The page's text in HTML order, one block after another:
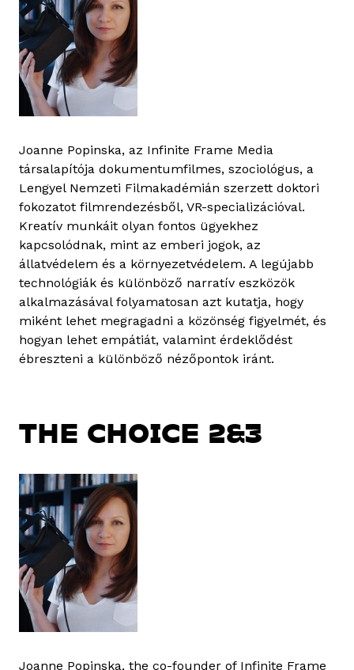
Joanne Popinska, az Infinite Frame Media
társalapítója dokumentumfilmes, szociológus, a
Lengyel Nemzeti Filmakadémián szerzett doktori
fokozatot filmrendezésből, VR-specializációval.
Kreatív munkáit olyan fontos ügyekhez
kapcsolódnak, mint az emberi jogok, az
állatvédelem és a környezetvédelem. A legújabb
technológiák és különböző narratív eszközök
alkalmazásával folyamatosan azt kutatja, hogy
miként lehet megragadni a közönség figyelmét, és
hogyan lehet empátiát, valamint érdeklődést
ébreszteni a különböző nézőpontok iránt.
THE CHOICE 2&3
Joanne Popinska, the co-founder of Infinite Frame